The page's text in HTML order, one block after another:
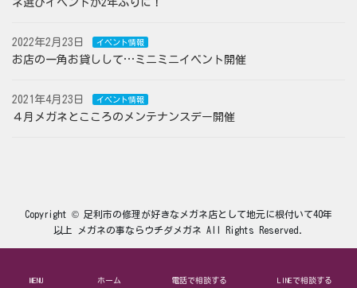
ネ選びイベントが2年ぶりに！
2022年2月23日 イベント情報
お店の一角お貸しして…ミニミニイベント開催
2021年4月23日 イベント情報
４月メガネとこころのメンテナンスデー開催
Copyright © 足利市の修理が好きなメガネ店として地元に根付いて40年
以上 メガネの事ならウチダメガネ All Rights Reserved.
MENU ホーム 電話で相談する LINEで相談する